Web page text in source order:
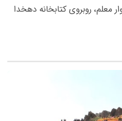
معلم، روبروی کتابخانه دهخدا